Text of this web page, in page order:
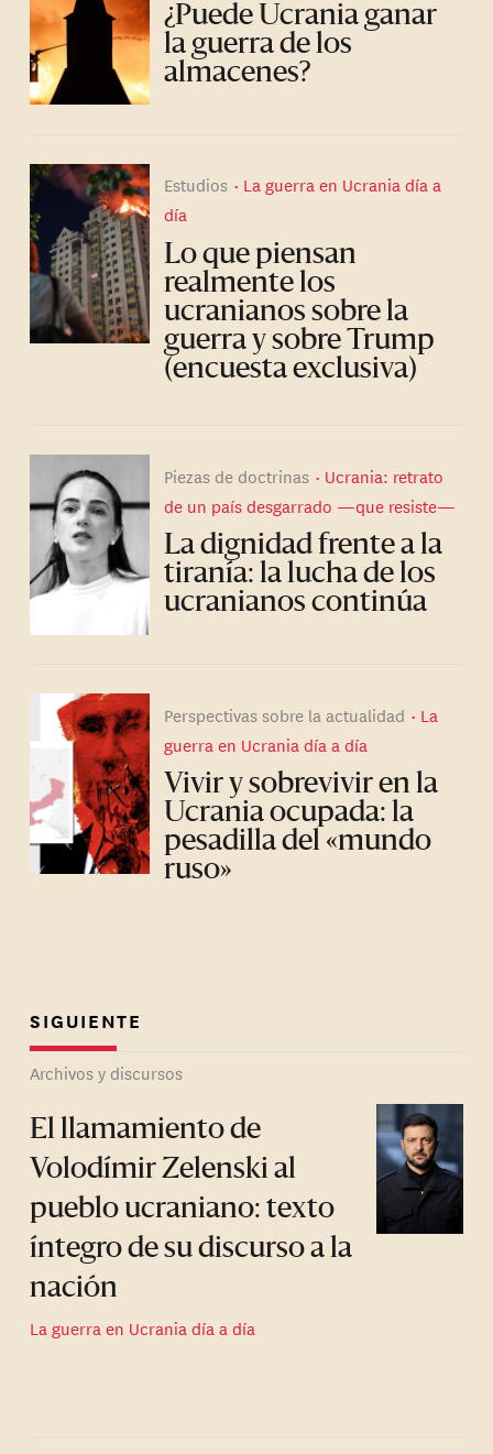
¿Puede Ucrania ganar
la guerra de los
almacenes?
Estudios
La guerra en Ucrania día a
día
Lo que piensan
realmente los
ucranianos sobre la
guerra y sobre Trump
(encuesta exclusiva)
Piezas de doctrinas
Ucrania: retrato
de un país desgarrado —que resiste—
La dignidad frente a la
tiranía: la lucha de los
ucranianos continúa
Perspectivas sobre la actualidad
La
guerra en Ucrania día a día
Vivir y sobrevivir en la
Ucrania ocupada: la
pesadilla del «mundo
ruso»
SIGUIENTE
Archivos y discursos
El llamamiento de
Volodímir Zelenski al
pueblo ucraniano: texto
íntegro de su discurso a la
nación
La guerra en Ucrania día a día